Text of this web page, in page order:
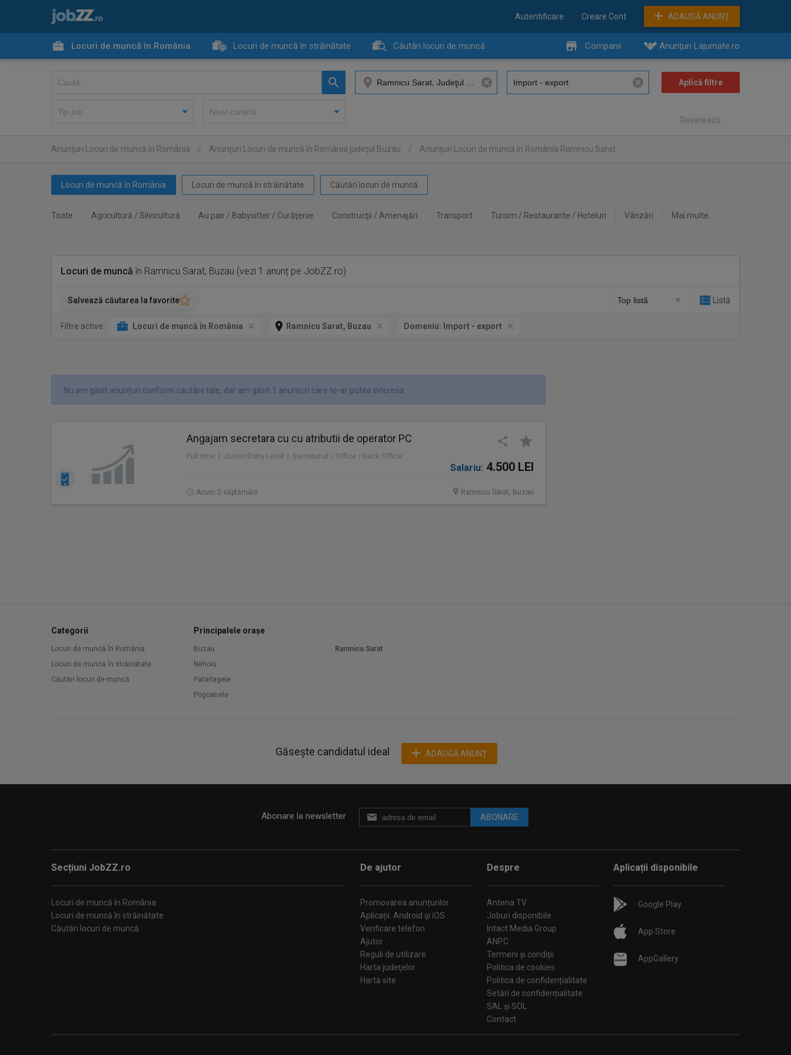
Autentificare Creare Cont ADAUGĂ ANUNŢ
Locuri de muncă în România Locuri de muncă în străinătate Căutări locuri de muncă Companii Anunţuri Lajumate.ro
Resetează
Anunţuri Locuri de muncă în România / Anunţuri Locuri de muncă în România judeţul Buzau / Anunţuri Locuri de muncă în România Ramnicu Sarat
Locuri de muncă în România Locuri de muncă în străinătate Căutări locuri de muncă
Toate Agricultură / Silvicultură Au pair / Babysitter / Curăţenie Construcţii / Amenajări Transport Turism / Restaurante / Hoteluri Vânzări Mai multe...
Locuri de muncă în Ramnicu Sarat, Buzau (vezi 1 anunț pe JobZZ.ro)
Salvează căutarea la favorite Listă
Filtre active: Locuri de muncă în România Ramnicu Sarat, Buzau Domeniu: Import - export
Nu am găsit anunțuri conform căutării tale, dar am găsit 1 anunțuri care te-ar putea interesa.
Angajam secretara cu cu atributii de operator PC
Full time | Junior/Entry Level | Secretariat / Office / Back Office
Salariu: 4.500 LEI
Acum 2 săptămâni Ramnicu Sarat, Buzau
Categorii
Locuri de muncă în România
Locuri de muncă în străinătate
Căutări locuri de muncă
Principalele orașe
Buzau
Nehoiu
Patarlagele
Pogoanele
Ramnicu Sarat
Găsește candidatul ideal ADAUGĂ ANUNŢ
Abonare la newsletter ABONARE
Secțiuni JobZZ.ro
Locuri de muncă în România
Locuri de muncă în străinătate
Căutări locuri de muncă
De ajutor
Promovarea anunțurilor
Aplicații: Android și iOS
Verificare telefon
Ajutor
Reguli de utilizare
Harta judeţelor
Hartă site
Despre
Antena TV
Joburi disponibile
Intact Media Group
ANPC
Termeni și condiții
Politica de cookies
Politica de confidențialitate
Setări de confidențialitate
SAL și SOL
Contact
Aplicații disponibile
Google Play
App Store
AppGallery